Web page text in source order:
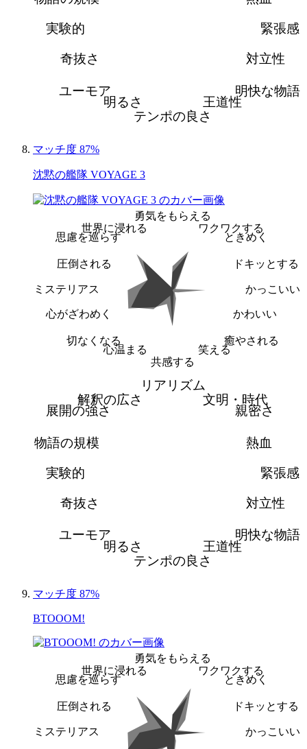
緊張感
対立性
明快な物語
王道性
テンポの良さ
明るさ
ユーモア
奇抜さ
実験的
マッチ度 87%
沈黙の艦隊 VOYAGE 3
勇気をもらえる
ワクワクする
ときめく
ドキッとする
かっこいい
かわいい
癒やされる
笑える
共感する
心温まる
切なくなる
心がざわめく
ミステリアス
圧倒される
思慮を巡らす
世界に浸れる
リアリズム
文明・時代
親密さ
熱血
緊張感
対立性
明快な物語
王道性
テンポの良さ
明るさ
ユーモア
奇抜さ
実験的
物語の規模
展開の強さ
解釈の広さ
マッチ度 87%
BTOOOM!
勇気をもらえる
ワクワクする
ときめく
ドキッとする
かっこいい
ミステリアス
圧倒される
思慮を巡らす
世界に浸れる